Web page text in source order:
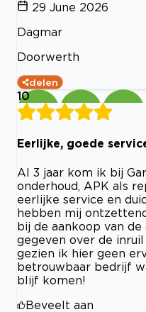
29 June 2026
Dagmar
Doorwerth
delen
10
Eerlijke, goede
Al 3 jaar kom ik bij
onderhoud, APK als
eerlijke service en
hebben mij
bij de aankoop van
gegeven over de
gezien ik hier geen
betrouwbaar bedrijf
blijf komen!
Beveelt aan